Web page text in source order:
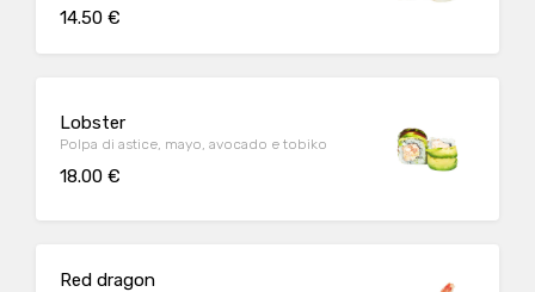
14.50 €
Lobster
Polpa di astice, mayo, avocado e tobiko
18.00 €
Red dragon